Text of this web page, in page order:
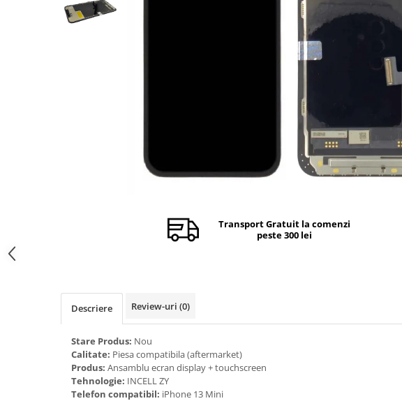
Baterie externa
Carcase si capace
Suruburi si adezivi
Piese din dezmembrari (SWAP)
Scule Service GSM
Transport Gratuit la comenzi
peste 300 lei
Descriere Review-uri (0)
Stare Produs: Nou
Calitate: Piesa compatibila (aftermarket)
Produs: Ansamblu ecran display + touchscreen
Tehnologie: INCELL ZY
Telefon compatibil: iPhone 13 Mini